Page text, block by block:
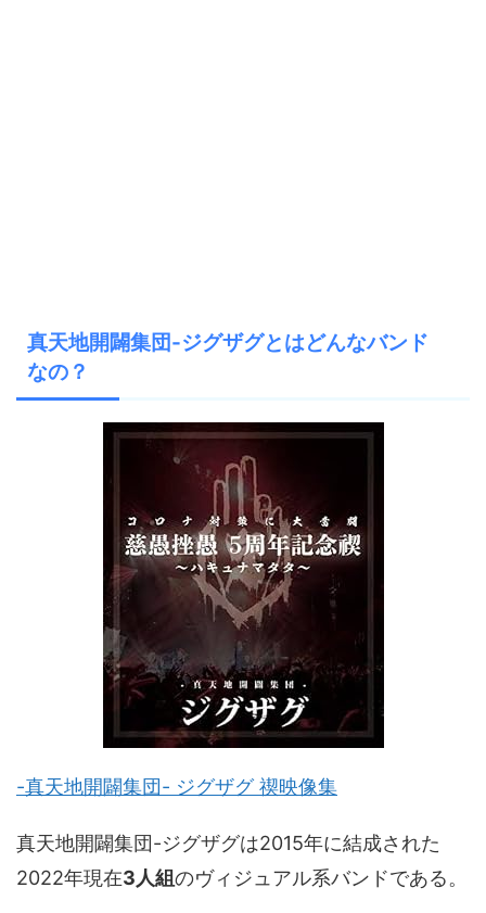
真天地開闢集団-ジグザグとはどんなバンド
なの？
-真天地開闢集団- ジグザグ 禊映像集
真天地開闢集団-ジグザグは2015年に結成された
2022年現在3人組のヴィジュアル系バンドである。